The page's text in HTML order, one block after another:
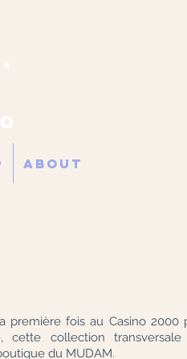
About
première fois au Casino 2000
cette collection
du MUDAM.